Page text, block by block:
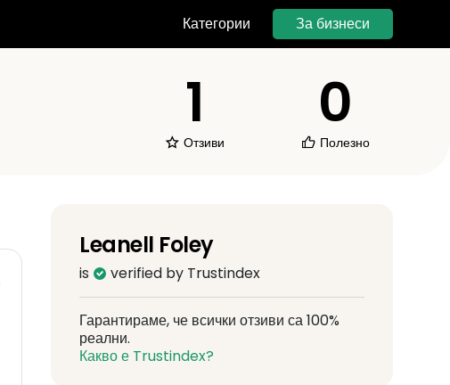
Категории За бизнеси
1
Отзиви
0
Полезно
Leanell Foley
is verified by Trustindex
Гарантираме, че всички отзиви са 100%
реални.
Какво е Trustindex?